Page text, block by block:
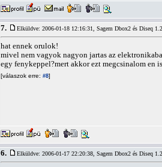
7. Elküldve: 2006-01-18 12:16:31, Sagem Dbox2 és Diseq
hat ennek orulok!
mivel nem vagyok nagyon jartas az
egy fenykeppel?mert akkor ezt megcsinalom en
[válaszok erre: #8]
6. Elküldve: 2006-01-17 22:20:38, Sagem Dbox2 és Diseq